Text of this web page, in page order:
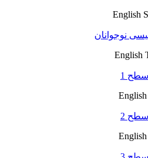
English
نوجوانان
English
1
2